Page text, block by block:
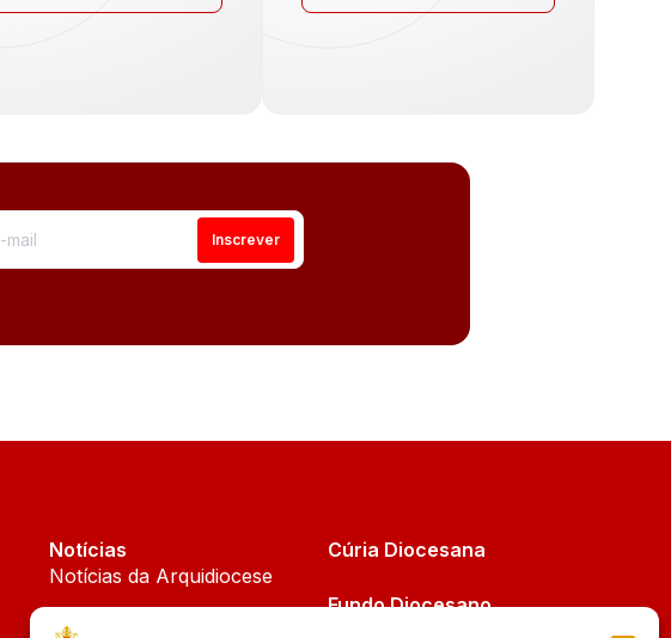
Notícias
Notícias da Arquidiocese
Notícias Cáritas
Cúria Diocesana
Fundo Diocesano